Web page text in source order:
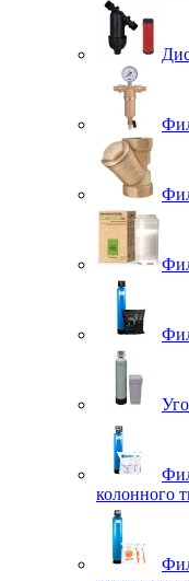
колонного